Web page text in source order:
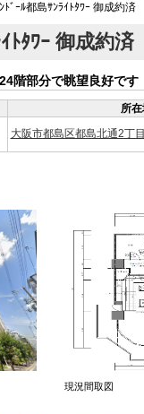
ﾄﾞｰﾙ都島ｻﾝﾗｲﾄﾀﾜｰ 御成約済
ﾄﾀﾜｰ 御成約済
階部分で眺望良好です
所
大阪市都島区都島北通2丁
現況間取図